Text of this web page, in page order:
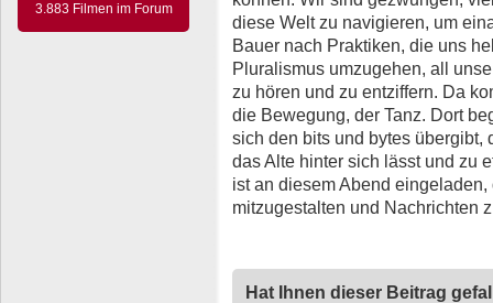
3.883 Filmen im Forum
diese Welt zu navigieren, um
Bauer nach Praktiken, die uns
Pluralismus umzugehen, all
zu hören und zu entziffern. Da
die Bewegung, der Tanz. Dort
sich den bits und bytes übergibt,
das Alte hinter sich lässt und zu
ist an diesem Abend
mitzugestalten und Nachrichten
Hat Ihnen dieser Beitrag